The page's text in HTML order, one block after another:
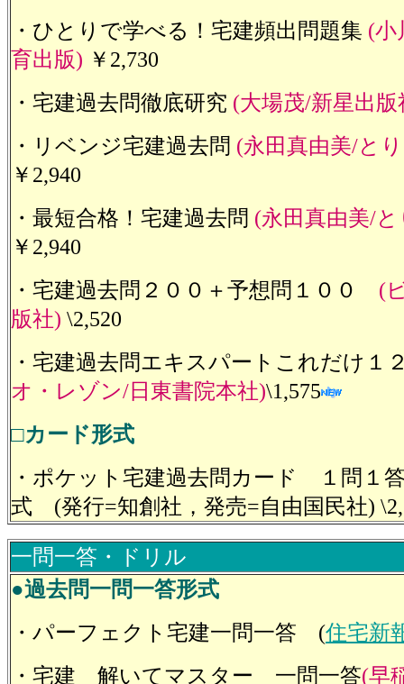
・ひとりで学べる！宅建頻出問題集 (小
育出版) ￥2,730
・宅建過去問徹底研究 (大場茂/新星出
・リベンジ宅建過去問 (永田真由美/と
￥2,940
・最短合格！宅建過去問 (永田真由美/
￥2,940
・宅建過去問２００＋予想問１００ (
版社) \2,520
・宅建過去問エキスパートこれだけ１
オ・レゾン/日東書院本社)\1,575
□カード形式
・ポケット宅建過去問カード １問１
式 (発行=知創社，発売=自由国民社)
一問一答・ドリル
●過去問一問一答形式
・パーフェクト宅建一問一答 (住宅新
・宅建 解いてマスター 一問一答(早